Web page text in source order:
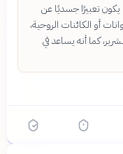
يكون تعبيرًا جسديًا عن
أو الكائنات الروحية،
كما أنه يساعد في